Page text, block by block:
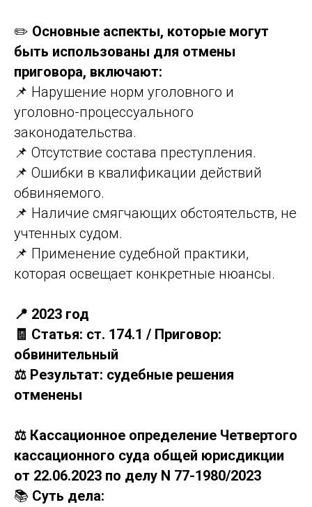
✏️ Основные аспекты, которые могут
быть использованы для отмены
приговора, включают:
📌 Нарушение норм уголовного и
уголовно-процессуального
законодательства.
📌 Отсутствие состава преступления.
📌 Ошибки в квалификации действий
обвиняемого.
📌 Наличие смягчающих обстоятельств, не
учтенных судом.
📌 Применение судебной практики,
которая освещает конкретные нюансы.
📍 2023 год
🧾 Статья: ст. 174.1 / Приговор:
обвинительный
⚖️ Результат: судебные решения
отменены
⚖️ Кассационное определение Четвертого
кассационного суда общей юрисдикции
от 22.06.2023 по делу N 77-1980/2023
📚 Суть дела: